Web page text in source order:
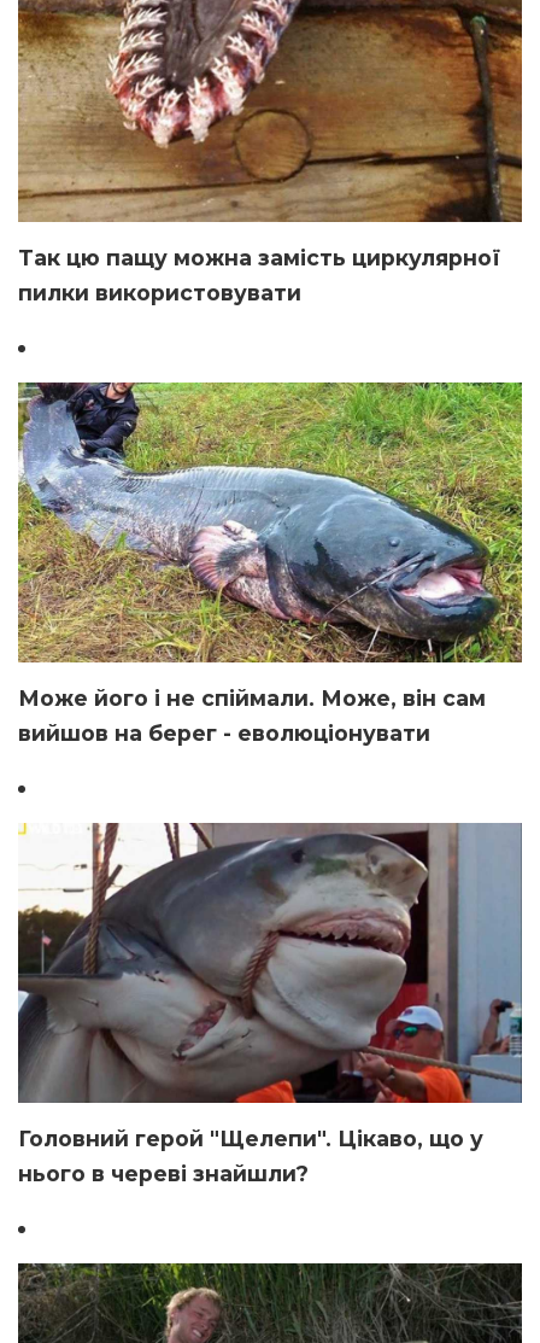
Так цю пащу можна замість циркулярної
пилки використовувати
Може його і не спіймали. Може, він сам
вийшов на берег - еволюціонувати
Головний герой "Щелепи". Цікаво, що у
нього в череві знайшли?